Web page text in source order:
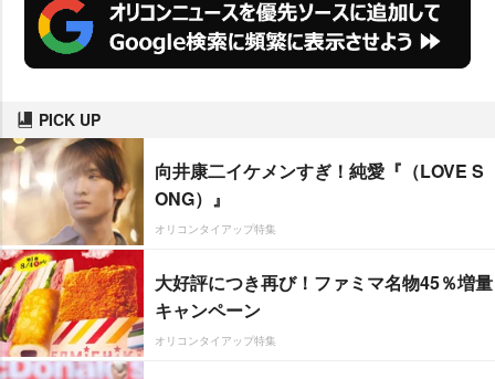
PICK UP
向井康二イケメンすぎ！純愛『（LOVE S
ONG）』
オリコンタイアップ特集
大好評につき再び！ファミマ名物45％増量
キャンペーン
オリコンタイアップ特集